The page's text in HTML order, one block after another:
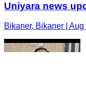
Uniyara news
Bikaner, Bikaner |